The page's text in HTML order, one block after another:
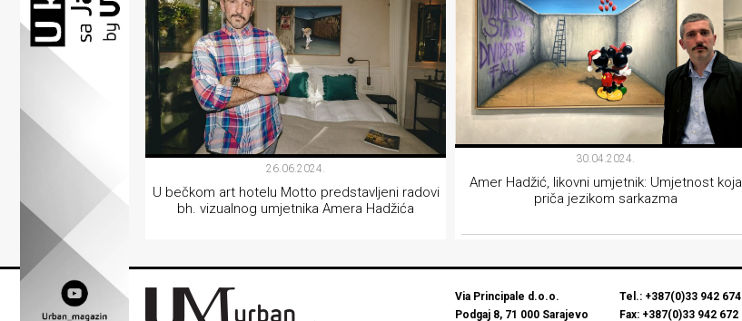
Intervju
Kolumne
Lifestyle
Beauty
Zdravlje
26.06.2024.
U bečkom art hotelu Motto predstavljeni radovi
bh. vizualnog umjetnika Amera Hadžića
30.04.2024.
Amer Hadžić, likovni umjetnik: Umjetnost koja
priča jezikom sarkazma
Via Principale d.o.o.
Podgaj 8, 71 000 Sarajevo
Tel.: +387(0)33 942 674
Fax: +387(0)33 942 672